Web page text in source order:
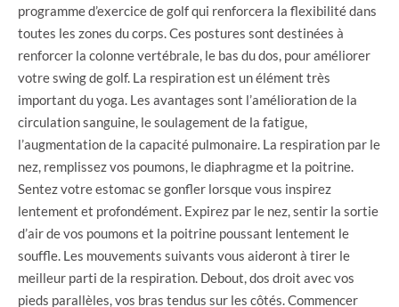
programme d’exercice de golf qui renforcera la flexibilité dans
toutes les zones du corps. Ces postures sont destinées à
renforcer la colonne vertébrale, le bas du dos, pour améliorer
votre swing de golf. La respiration est un élément très
important du yoga. Les avantages sont l’amélioration de la
circulation sanguine, le soulagement de la fatigue,
l’augmentation de la capacité pulmonaire. La respiration par le
nez, remplissez vos poumons, le diaphragme et la poitrine.
Sentez votre estomac se gonfler lorsque vous inspirez
lentement et profondément. Expirez par le nez, sentir la sortie
d’air de vos poumons et la poitrine poussant lentement le
souffle. Les mouvements suivants vous aideront à tirer le
meilleur parti de la respiration. Debout, dos droit avec vos
pieds parallèles, vos bras tendus sur les côtés. Commencer